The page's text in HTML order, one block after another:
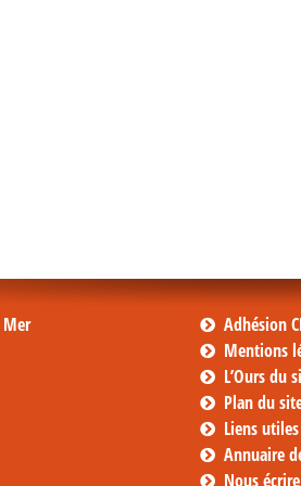
Adhésion
Mentions
L’Ours du
Plan du
Liens utiles
Annuaire
Nous écrire